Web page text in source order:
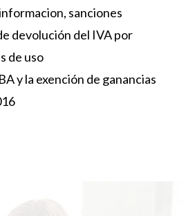
, sanciones
devolución del IVA por
de uso
y la exención de ganancias